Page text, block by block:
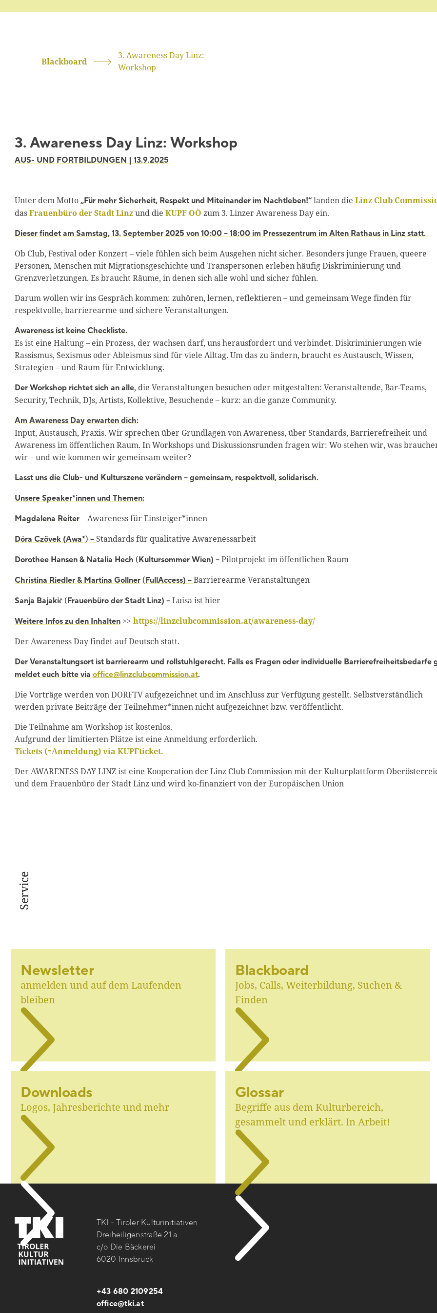
Blackboard
3. Awareness Day Linz:
Workshop
3. Awareness Day Linz: Workshop
AUS- UND FORTBILDUNGEN | 13.9.2025
Unter dem Motto „Für mehr Sicherheit, Respekt und Miteinander im Nachtleben!“ landen die Linz Club
dasFrauenbüro der Stadt Linzund die KUPF OÖ zum 3. Linzer Awareness Day ein.
Dieser findet am Samstag, 13. September 2025 von 10:00 – 18:00 im Pressezentrum im Alten Rathaus in Linz statt.
Ob Club, Festival oder Konzert – viele fühlen sich beim Ausgehen nicht sicher. Besonders junge Frauen, queere
Personen, Menschen mit Migrationsgeschichte und Transpersonen erleben häufig Diskriminierung und
Grenzverletzungen. Es braucht Räume, in denen sich alle wohl und sicher fühlen.
Darum wollen wir ins Gespräch kommen: zuhören, lernen, reflektieren – und gemeinsam Wege finden für
respektvolle, barrierearme und sichere Veranstaltungen.
Awareness ist keine Checkliste.
Es ist eine Haltung – ein Prozess, der wachsen darf, uns herausfordert und verbindet. Diskriminierungen wie
Rassismus, Sexismus oder Ableismus sind für viele Alltag. Um das zu ändern, braucht es Austausch, Wissen,
Strategien – und Raum für Entwicklung.
Der Workshop richtet sich an alle, die Veranstaltungen besuchen oder mitgestalten: Veranstaltende, Bar-Teams,
Security, Technik, DJs, Artists, Kollektive, Besuchende – kurz: an die ganze Community.
Am Awareness Day erwarten dich:
Input, Austausch, Praxis. Wir sprechen über Grundlagen von Awareness, über Standards, Barrierefreiheit und
Awareness im öffentlichen Raum. In Workshops und Diskussionsrunden fragen wir: Wo stehen wir, was
wir – und wie kommen wir gemeinsam weiter?
Lasst uns die Club- und Kulturszene verändern – gemeinsam, respektvoll, solidarisch.
Unsere Speaker*innen und Themen:
Magdalena Reiter – Awareness für Einsteiger*innen
Dóra Czövek (Awa*) – Standards für qualitative Awarenessarbeit
Dorothee Hansen & Natalia Hech (Kultursommer Wien) – Pilotprojekt im öffentlichen Raum
Christina Riedler & Martina Gollner (FullAccess) – Barrierearme Veranstaltungen
Sanja Bajakić (Frauenbüro der Stadt Linz) – Luisa ist hier
Weitere Infos zu den Inhalten >> https://linzclubcommission.at/awareness-day/
Der Awareness Day findet auf Deutsch statt.
Der Veranstaltungsort ist barrierearm und rollstuhlgerecht. Falls es Fragen oder individuelle Barrierefreiheitsbedarfe
meldet euch bitte via office@linzclubcommission.at.
Die Vorträge werden von DORFTV aufgezeichnet und im Anschluss zur Verfügung gestellt. Selbstverständlich
werden private Beiträge der Teilnehmer*innen nicht aufgezeichnet bzw. veröffentlicht.
Die Teilnahme am Workshop ist kostenlos.
Aufgrund der limitierten Plätze ist eine Anmeldung erforderlich.
Tickets (=Anmeldung) via KUPFticket.
Der AWARENESS DAY LINZ ist eine Kooperation der Linz Club Commission mit der Kulturplattform
und dem Frauenbüro der Stadt Linz und wird ko-finanziert von der Europäischen Union
Service
Newsletter
anmelden und auf dem Laufenden
bleiben
Blackboard
Jobs, Calls, Weiterbildung, Suchen &
Finden
Downloads
Logos, Jahresberichte und mehr
Glossar
Begriffe aus dem Kulturbereich,
gesammelt und erklärt. In Arbeit!
TKI – Tiroler Kulturinitiativen
Dreiheiligenstraße 21 a
c/o Die Bäckerei
6020 Innsbruck
+43 680 2109254
office@tki.at